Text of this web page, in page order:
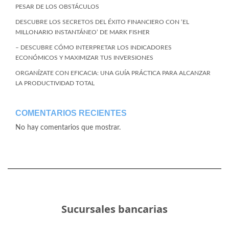
PESAR DE LOS OBSTÁCULOS
DESCUBRE LOS SECRETOS DEL ÉXITO FINANCIERO CON ‘EL
MILLONARIO INSTANTÁNEO’ DE MARK FISHER
– DESCUBRE CÓMO INTERPRETAR LOS INDICADORES
ECONÓMICOS Y MAXIMIZAR TUS INVERSIONES
ORGANÍZATE CON EFICACIA: UNA GUÍA PRÁCTICA PARA ALCANZAR
LA PRODUCTIVIDAD TOTAL
COMENTARIOS RECIENTES
No hay comentarios que mostrar.
Sucursales bancarias